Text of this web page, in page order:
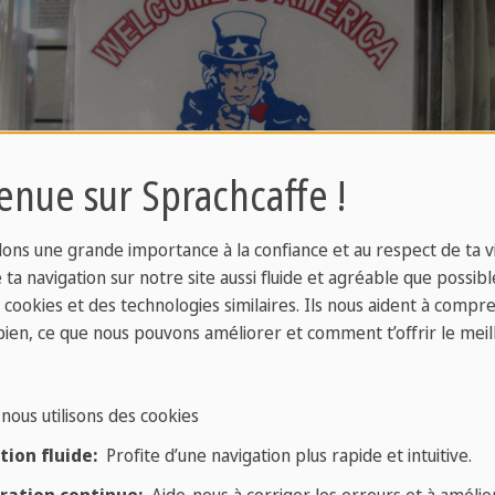
implique de pratiquer
«use it or lose it », ce qui signifie que
si vous
vocabulaire anglais, nous vous proposons dans
sur Sprachcaffe !
une grande importance à la confiance et au respect de ta
navigation sur notre site aussi fluide et agréable que
cookies et des technologies similaires. Ils nous aident à
ce que nous pouvons améliorer et comment t’offrir le
utilisons des cookies
fluide:Profite d’une navigation plus rapide et intuitive.